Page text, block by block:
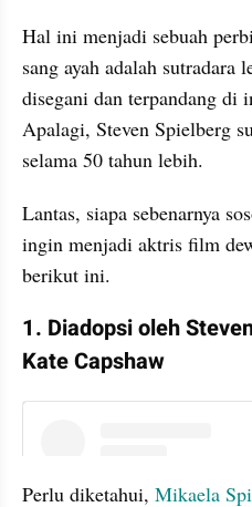
Hal ini menjadi sebuah
sang ayah adalah sutradara
disegani dan terpandang di
Apalagi, Steven Spielberg
selama 50 tahun lebih.
Lantas, siapa sebenarnya
ingin menjadi aktris film
berikut ini.
1. Diadopsi oleh
Kate Capshaw
Perlu diketahui, Mikaela